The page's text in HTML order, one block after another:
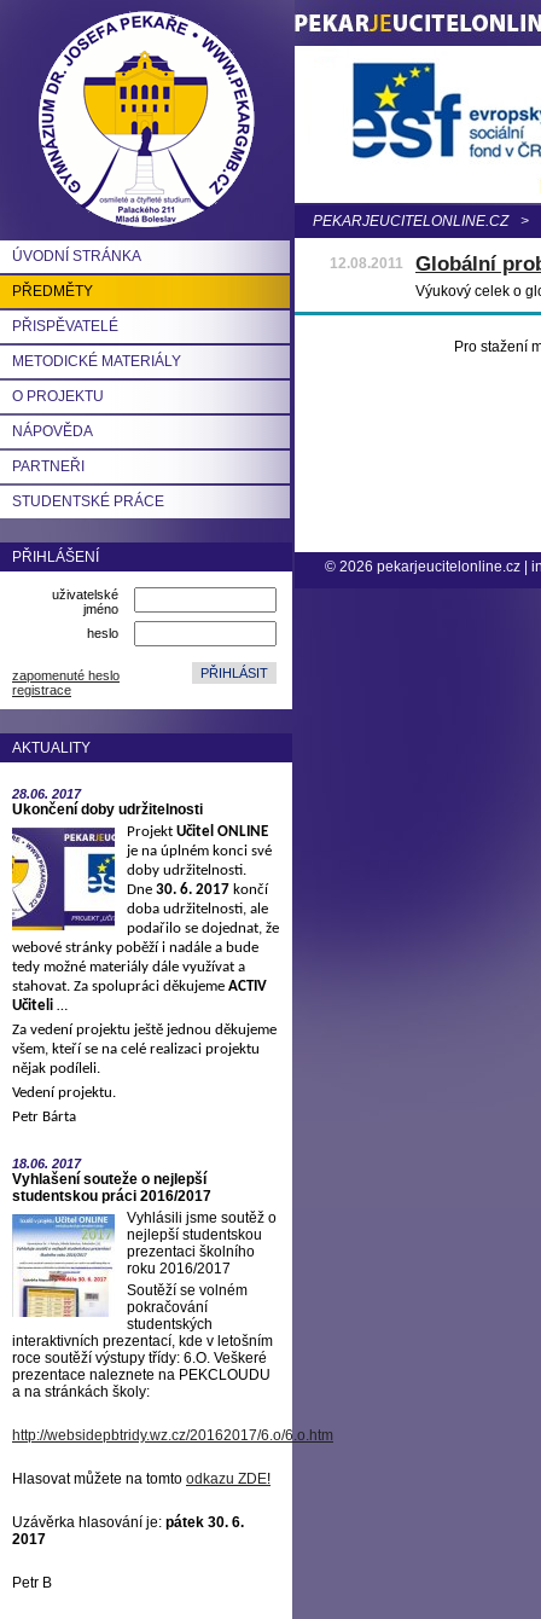
ÚVODNÍ STRÁNKA
PŘEDMĚTY
PŘISPĚVATELÉ
METODICKÉ MATERIÁLY
O PROJEKTU
NÁPOVĚDA
PARTNEŘI
STUDENTSKÉ PRÁCE
PŘIHLÁŠENÍ
uživatelské
jméno
heslo
zapomenuté heslo
registrace
AKTUALITY
28.06. 2017
Ukončení doby udržitelnosti
Projekt Učitel ONLINE
je na úplném konci své
doby udržitelnosti.
Dne 30. 6. 2017 končí
doba udržitelnosti, ale
podařilo se dojednat, že
webové stránky poběží i nadále a bude
tedy možné materiály dále využívat a
stahovat. Za spolupráci děkujeme ACTIV
Učiteli …
Za vedení projektu ještě jednou děkujeme
všem, kteří se na celé realizaci projektu
nějak podíleli.
Vedení projektu.
Petr Bárta
18.06. 2017
Vyhlašení souteže o nejlepší
studentskou práci 2016/2017
Vyhlásili jsme soutěž o
nejlepší studentskou
prezentaci školního
roku 2016/2017
Soutěží se volném
pokračování
studentských
interaktivních prezentací, kde v letošním
roce soutěží výstupy třídy: 6.O. Veškeré
prezentace naleznete na PEKCLOUDU
a na stránkách školy:
http://websidepbtridy.wz.cz/20162017/6.o/6.o.htm
Hlasovat můžete na tomto odkazu ZDE!
Uzávěrka hlasování je: pátek 30. 6.
2017
Petr B
PEKARJEUCITELONLINE.CZ >
12.08.2011 Globální
Výukový celek o
Pro stažení
© 2026 pekarjeucitelonline.cz